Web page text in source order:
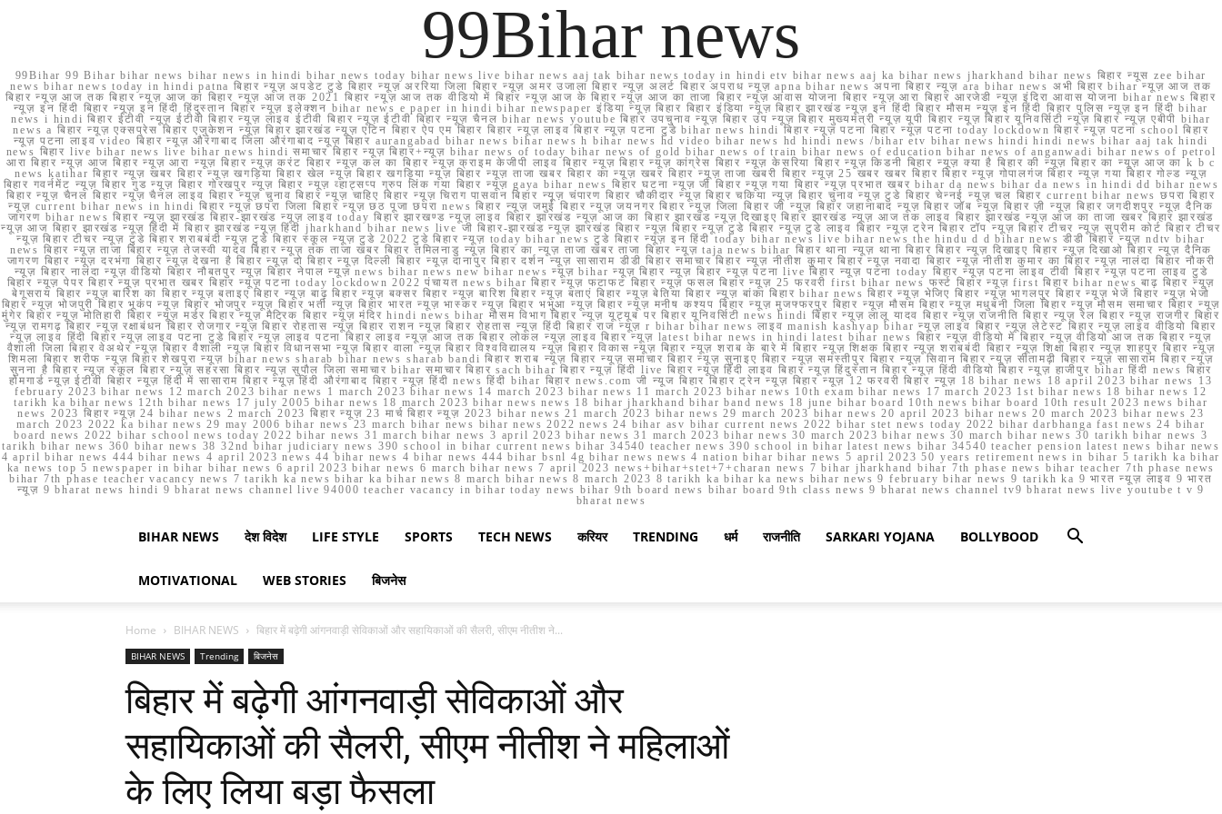
99Bihar news
99Bihar 99 Bihar bihar news bihar news in hindi bihar news today bihar news live bihar news aaj tak bihar news today in hindi etv bihar news aaj ka bihar news jharkhand bihar news बिहार न्यूस zee bihar
news bihar news today in hindi patna बिहार न्यूज़ अपडेट टुडे बिहार न्यूज़ अररिया जिला बिहार न्यूज़ अमर उजाला बिहार न्यूज़ अलर्ट बिहार अपराध न्यूज़ apna bihar news अपना बिहार न्यूज़ ara bihar news अभी बिहार bihar न्यूज़ आज तक
बिहार न्यूज़ आज तक बिहार न्यूज़ आज का बिहार न्यूज़ आज तक 2021 बिहार न्यूज़ आज तक वीडियो में बिहार न्यूज़ आज के बिहार न्यूज़ आज का ताजा बिहार न्यूज़ आवास योजना बिहार न्यूज़ आरा बिहार आरजेडी न्यूज़ इंदिरा आवास योजना bihar news बिहार
न्यूज़ इन हिंदी बिहार न्यूज़ इन हिंदी हिंदुस्तान बिहार न्यूज़ इलेक्शन bihar news e paper in hindi bihar newspaper इंडिया न्यूज़ बिहार बिहार इंडिया न्यूज़ बिहार झारखंड न्यूज़ इन हिंदी बिहार मौसम न्यूज़ इन हिंदी बिहार पुलिस न्यूज़ इन हिंदी bihar
news i hindi बिहार ईटीवी न्यूज़ ईटीवी बिहार न्यूज़ लाइव ईटीवी बिहार न्यूज़ ईटीवी बिहार न्यूज़ चैनल bihar news youtube बिहार उपचुनाव न्यूज़ बिहार उप न्यूज़ बिहार मुख्यमंत्री न्यूज़ यूपी बिहार न्यूज़ बिहार यूनिवर्सिटी न्यूज़ बिहार न्यूज़ एबीपी bihar
news a बिहार न्यूज़ एक्सप्रेस बिहार एजुकेशन न्यूज़ बिहार झारखंड न्यूज़ एटिन बिहार ऐप एम बिहार बिहार न्यूज़ लाइव बिहार न्यूज़ पटना टुडे bihar news hindi बिहार न्यूज़ पटना बिहार न्यूज़ पटना today lockdown बिहार न्यूज़ पटना school बिहार
न्यूज़ पटना लाइव video बिहार न्यूज़ औरंगाबाद जिला औरंगाबाद न्यूज़ बिहार aurangabad bihar news bihar news h bihar news hd video bihar news hd hindi news /bihar etv bihar news hindi hindi news bihar aaj tak hindi
news बिहार live bihar news live bihar news hindi समाचार बिहार न्यूज़ बिहार+न्यूज़ bihar news of today bihar news of gold bihar news of train bihar news of education bihar news of anganwadi bihar news of petrol
आरा बिहार न्यूज़ आज बिहार न्यूज़ आरा न्यूज़ बिहार न्यूज़ करंट बिहार न्यूज़ कल का बिहार न्यूज़ क्राइम केजीपी लाइव बिहार न्यूज़ बिहार न्यूज़ कांग्रेस बिहार न्यूज़ केसरिया बिहार न्यूज़ किडनी बिहार न्यूज़ क्या है बिहार की न्यूज़ बिहार का न्यूज़ आज का k b c
news katihar बिहार न्यूज़ खबर बिहार न्यूज़ खगड़िया बिहार खेल न्यूज़ बिहार खगड़िया न्यूज़ बिहार न्यूज़ ताजा खबर बिहार का न्यूज़ खबर बिहार न्यूज़ ताजा खबरी बिहार न्यूज़ 25 खबर खबर बिहार बिहार न्यूज़ गोपालगंज बिहार न्यूज़ गया बिहार गोल्ड न्यूज़
बिहार गवर्नमेंट न्यूज़ बिहार गुड न्यूज़ बिहार गोरखपुर न्यूज़ बिहार न्यूज़ व्हाट्सप्प ग्रुप लिंक गया बिहार न्यूज़ gaya bihar news बिहार घटना न्यूज़ जी बिहार न्यूज़ गया बिहार न्यूज़ प्रभात खबर bihar da news bihar da news in hindi dd bihar news
बिहार न्यूज़ चैनल बिहार न्यूज़ चैनल लाइव बिहार न्यूज़ चुनाव बिहार न्यूज़ चाहिए बिहार न्यूज़ चिराग पासवान बिहार न्यूज़ चंपारण बिहार चौकीदार न्यूज़ बिहार चकिया न्यूज़ बिहार चुनाव न्यूज़ टुडे बिहार चेन्नई न्यूज़ चल बिहार current bihar news छपरा बिहार
न्यूज़ current bihar news in hindi बिहार न्यूज़ छपरा जिला बिहार न्यूज़ छठ पूजा छपरा news बिहार न्यूज़ जमुई बिहार न्यूज़ जयनगर बिहार न्यूज़ जिला बिहार जी न्यूज़ बिहार जहानाबाद न्यूज़ बिहार जॉब न्यूज़ बिहार ज़ी न्यूज़ बिहार जगदीशपुर न्यूज़ दैनिक
जागरण bihar news बिहार न्यूज़ झारखंड बिहार-झारखंड न्यूज़ लाइव today बिहार झारखण्ड न्यूज़ लाइव बिहार झारखंड न्यूज़ आज का बिहार झारखंड न्यूज़ दिखाइए बिहार झारखंड न्यूज़ आज तक लाइव बिहार झारखंड न्यूज़ आज का ताजा खबर बिहार झारखंड
न्यूज़ आज बिहार झारखंड न्यूज़ हिंदी में बिहार झारखंड न्यूज़ हिंदी jharkhand bihar news live जी बिहार-झारखंड न्यूज़ झारखंड बिहार न्यूज़ बिहार न्यूज़ टुडे बिहार न्यूज़ टुडे लाइव बिहार न्यूज़ ट्रेन बिहार टॉप न्यूज़ बिहार टीचर न्यूज़ सुप्रीम कोर्ट बिहार टीचर
न्यूज़ बिहार टीचर न्यूज़ टुडे बिहार शराबबंदी न्यूज़ टुडे बिहार स्कूल न्यूज़ टुडे 2022 टुडे बिहार न्यूज़ today bihar news टुडे बिहार न्यूज़ इन हिंदी today bihar news live bihar news the hindu d d bihar news डीडी बिहार न्यूज़ ndtv bihar
news बिहार न्यूज़ ताजा बिहार न्यूज़ तेजस्वी यादव बिहार न्यूज़ तक ताजा खबर बिहार तमिलनाडु न्यूज़ बिहार का न्यूज़ ताजा खबर ताजा बिहार न्यूज़ taja news bihar बिहार थाना न्यूज़ थाना बिहार बिहार न्यूज़ दिखाइए बिहार न्यूज़ दिखाओ बिहार न्यूज़ दैनिक
जागरण बिहार न्यूज़ दरभंगा बिहार न्यूज़ देखना है बिहार न्यूज़ दो बिहार न्यूज़ दिल्ली बिहार न्यूज़ दानापुर बिहार दर्शन न्यूज़ सासाराम डीडी बिहार समाचार बिहार न्यूज़ नीतीश कुमार बिहार न्यूज़ नवादा बिहार न्यूज़ नीतीश कुमार का बिहार न्यूज़ नालंदा बिहार नौकरी
न्यूज़ बिहार नालंदा न्यूज़ वीडियो बिहार नौबतपुर न्यूज़ बिहार नेपाल न्यूज़ news bihar news new bihar news न्यूज़ bihar न्यूज़ बिहार न्यूज़ बिहार न्यूज़ पटना live बिहार न्यूज़ पटना today बिहार न्यूज़ पटना लाइव टीवी बिहार न्यूज़ पटना लाइव टुडे
बिहार न्यूज़ पेपर बिहार न्यूज़ प्रभात खबर बिहार न्यूज़ पटना today lockdown 2022 पंचायत news bihar बिहार न्यूज़ फटाफट बिहार न्यूज़ फसल बिहार न्यूज़ 25 फरवरी first bihar news फर्स्ट बिहार न्यूज़ first बिहार bihar news बाढ़ बिहार न्यूज़
बेगूसराय बिहार न्यूज़ बारिश का बिहार न्यूज़ बताइए बिहार न्यूज़ बाढ़ बिहार न्यूज़ बक्सर बिहार न्यूज़ बारिश बिहार न्यूज़ बताएं बिहार न्यूज़ बेतिया बिहार न्यूज़ बांका बिहार bihar news बिहार न्यूज़ भेजिए बिहार न्यूज़ भागलपुर बिहार न्यूज़ भेजें बिहार न्यूज़ भेजो
बिहार न्यूज़ भोजपुरी बिहार भूकंप न्यूज़ बिहार भोजपुर न्यूज़ बिहार भर्ती न्यूज़ बिहार भारत न्यूज़ भास्कर न्यूज़ बिहार भभुआ न्यूज़ बिहार न्यूज़ मनीष कश्यप बिहार न्यूज़ मुजफ्फरपुर बिहार न्यूज़ मौसम बिहार न्यूज़ मधुबनी जिला बिहार न्यूज़ मौसम समाचार बिहार न्यूज़
मुंगेर बिहार न्यूज़ मोतिहारी बिहार न्यूज़ मर्डर बिहार न्यूज़ मैट्रिक बिहार न्यूज़ मंदिर hindi news bihar मौसम विभाग बिहार न्यूज़ यूट्यूब पर बिहार यूनिवर्सिटी news hindi बिहार न्यूज़ लालू यादव बिहार न्यूज़ राजनीति बिहार न्यूज़ रेल बिहार न्यूज़ राजगीर बिहार
न्यूज़ रामगढ़ बिहार न्यूज़ रक्षाबंधन बिहार रोजगार न्यूज़ बिहार रोहतास न्यूज़ बिहार राशन न्यूज़ बिहार रोहतास न्यूज़ हिंदी बिहार राज न्यूज़ r bihar bihar news लाइव manish kashyap bihar न्यूज़ लाइव बिहार न्यूज़ लेटेस्ट बिहार न्यूज़ लाइव वीडियो बिहार
न्यूज़ लाइव हिंदी बिहार न्यूज़ लाइव पटना टुडे बिहार न्यूज़ लाइव पटना बिहार लाइव न्यूज़ आज तक बिहार लोकल न्यूज़ लाइव बिहार न्यूज़ latest bihar news in hindi latest bihar news बिहार न्यूज़ वीडियो में बिहार न्यूज़ वीडियो आज तक बिहार न्यूज़
वैशाली जिला बिहार वेअथेर न्यूज़ बिहार वैशाली न्यूज़ बिहार विधानसभा न्यूज़ बिहार वाला न्यूज़ बिहार विश्वविद्यालय न्यूज़ बिहार विकास न्यूज़ बिहार न्यूज़ शराब के बारे में बिहार न्यूज़ शिक्षक बिहार न्यूज़ शराबबंदी बिहार न्यूज़ शिक्षा बिहार न्यूज़ शाहपुर बिहार न्यूज़
शिमला बिहार शरीफ न्यूज़ बिहार शेखपुरा न्यूज़ bihar news sharab bihar news sharab bandi बिहार शराब न्यूज़ बिहार न्यूज़ समाचार बिहार न्यूज़ सुनाइए बिहार न्यूज़ समस्तीपुर बिहार न्यूज़ सिवान बिहार न्यूज़ सीतामढ़ी बिहार न्यूज़ सासाराम बिहार न्यूज़
सुनना है बिहार न्यूज़ स्कूल बिहार न्यूज़ सहरसा बिहार न्यूज़ सुपौल जिला समाचार bihar समाचार बिहार sach bihar बिहार न्यूज़ हिंदी live बिहार न्यूज़ हिंदी लाइव बिहार न्यूज़ हिंदुस्तान बिहार न्यूज़ हिंदी वीडियो बिहार न्यूज़ हाजीपुर bihar हिंदी news बिहार
होमगार्ड न्यूज़ ईटीवी बिहार न्यूज़ हिंदी में सासाराम बिहार न्यूज़ हिंदी औरंगाबाद बिहार न्यूज़ हिंदी news हिंदी bihar बिहार news.com जी न्यूज बिहार बिहार ट्रेन न्यूज़ बिहार न्यूज़ 12 फरवरी बिहार न्यूज़ 18 bihar news 18 april 2023 bihar news 13
february 2023 bihar news 12 march 2023 bihar news 1 march 2023 bihar news 14 march 2023 bihar news 11 march 2023 bihar news 10th exam bihar news 17 march 2023 1st bihar news 18 bihar news 12
tarikh ka bihar news 12th bihar news 17 july 2005 bihar news 18 march 2023 bihar news news 18 bihar jharkhand bihar band news 18 june bihar board 10th news bihar board 10th result 2023 news bihar
news 2023 बिहार न्यूज़ 24 bihar news 2 march 2023 बिहार न्यूज़ 23 मार्च बिहार न्यूज़ 2023 bihar news 21 march 2023 bihar news 29 march 2023 bihar news 20 april 2023 bihar news 20 march 2023 bihar news 23
march 2023 2022 ka bihar news 29 may 2006 bihar news 23 march bihar news bihar news 2022 news 24 bihar asv bihar current news 2022 bihar stet news today 2022 bihar darbhanga fast news 24 bihar
board news 2022 bihar school news today 2022 bihar news 31 march bihar news 3 april 2023 bihar news 31 march 2023 bihar news 30 march 2023 bihar news 30 march bihar news 30 tarikh bihar news 3
tarikh bihar news 360 bihar news 38 32nd bihar judiciary news 390 school in bihar current news bihar 34540 teacher news 390 school in bihar latest news bihar 34540 teacher pension latest news bihar news
4 april bihar news 444 bihar news 4 april 2023 news 44 bihar news 4 bihar news 444 bihar bsnl 4g bihar news news 4 nation bihar bihar news 5 april 2023 50 years retirement news in bihar 5 tarikh ka bihar
ka news top 5 newspaper in bihar bihar news 6 april 2023 bihar news 6 march bihar news 7 april 2023 news+bihar+stet+7+charan news 7 bihar jharkhand bihar 7th phase news bihar teacher 7th phase news
bihar 7th phase teacher vacancy news 7 tarikh ka news bihar ka bihar news 8 march bihar news 8 march 2023 8 tarikh ka bihar ka news bihar news 9 february bihar news 9 tarikh ka 9 भारत न्यूज़ लाइव 9 भारत
न्यूज़ 9 bharat news hindi 9 bharat news channel live 94000 teacher vacancy in bihar today news bihar 9th board news bihar board 9th class news 9 bharat news channel tv9 bharat news live youtube t v 9
bharat news
BIHAR NEWS देश विदेश LIFE STYLE SPORTS TECH NEWS करियर TRENDING धर्म राजनीति SARKARI YOJANA BOLLYBOOD
MOTIVATIONAL WEB STORIES बिजनेस
Home BIHAR NEWS बिहार में बढ़ेगी आंगनवाड़ी सेविकाओं और सहायिकाओं की सैलरी, सीएम नीतीश ने...
BIHAR NEWS Trending बिजनेस
बिहार में बढ़ेगी आंगनवाड़ी सेविकाओं और
सहायिकाओं की सैलरी, सीएम नीतीश ने महिलाओं
के लिए लिया बड़ा फैसला